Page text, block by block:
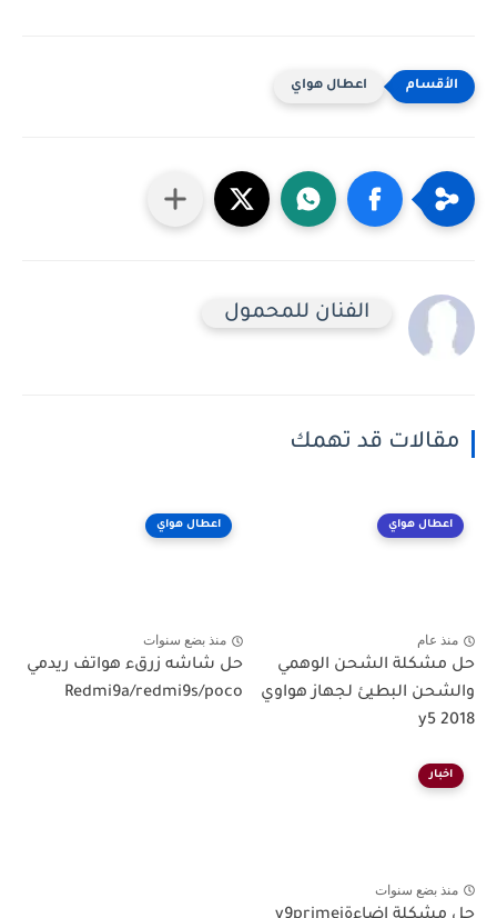
اعطال هواي
الفنان للمحمول
مقالات قد تهمك
اعطال هواي
منذ عام
حل مشكلة الشحن الوهمي
والشحن البطيئ لجهاز هواوي
y5 2018
اعطال هواي
منذ بضع سنوات
حل شاشه زرقء هواتف ريدمي
Redmi9a/redmi9s/poco
اخبار
منذ بضع سنوات